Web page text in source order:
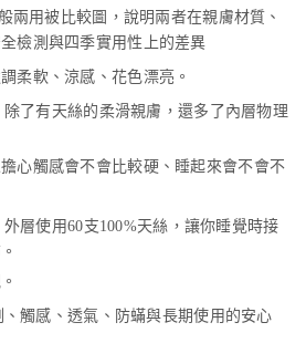
柔軟、涼感、花色漂亮。
除了有天絲的柔滑親膚，還多了內層物理
心觸感會不會比較硬、睡起來會不會不
層使用60支100%天絲，讓你睡覺時接
、觸感、透氣、防蟎與長期使用的安心